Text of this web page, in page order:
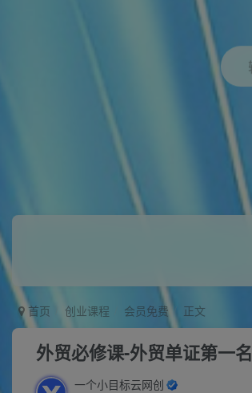
首页 创业课程 会员免费 正文
外贸必修课-外贸单证第一
一个小目标云网创